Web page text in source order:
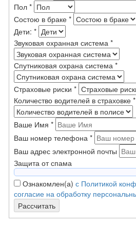
Пол *
Состою в браке *
Дети: *
Звуковая охранная система *
Спутниковая охрана система *
Страховые риски *
Количество водителей в страховке *
Ваше Имя *
Ваш номер телефона *
Ваш адрес электронной почты
Защита от спама
Ознакомлен(а) с Политикой
согласие на обработку
Рассчитать